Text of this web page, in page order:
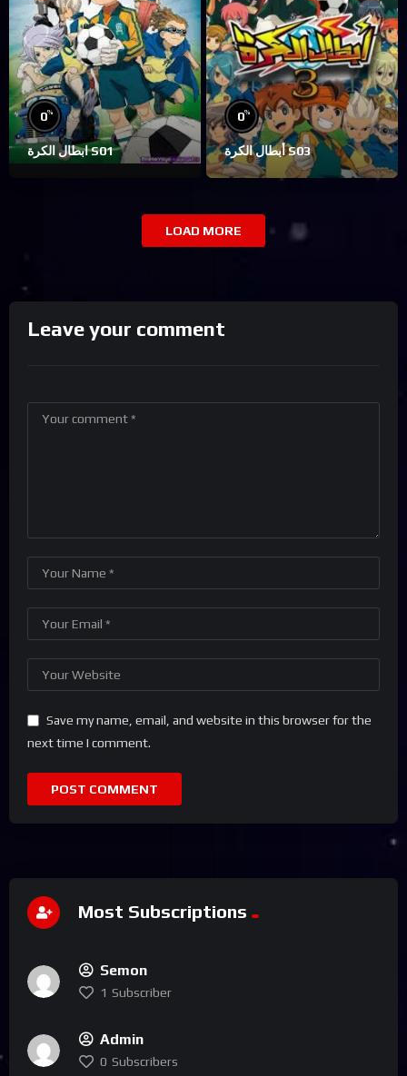
0%
ابطال الكرة S01
0%
أبطال الكرة S03
LOAD MORE
Leave your comment
Save my name, email, and website in this browser for the
next time I comment.
Most Subscriptions
Semon
1 Subscriber
Admin
0 Subscribers